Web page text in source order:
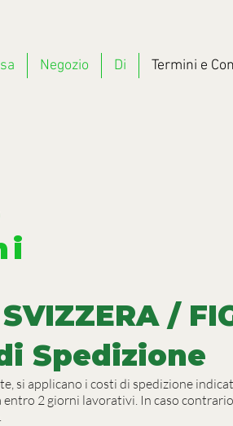
Negozio Di Termini e
/
Spedizione
si applicano i costi di spedizione
entro 2 giorni lavorativi. In caso